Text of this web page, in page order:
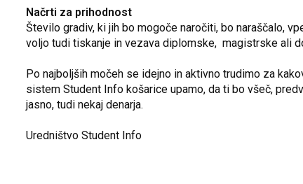
Načrti za prihodnost
Število gradiv, ki jih bo mogoče naročiti, bo naraščalo,
voljo tudi tiskanje in vezava diplomske, magistrske ali
Po najboljših močeh se idejno in aktivno trudimo za
sistem Student Info košarice upamo, da ti bo všeč,
jasno, tudi nekaj denarja.
Uredništvo Student Info